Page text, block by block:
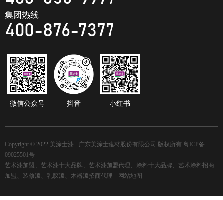
集团热线
400-876-7377
微信公众号 抖音 小红书
Copyright © 2022 美涂士漆 - 广东美涂士建材股份有限公司 版权所有 粤ICP备
09025501号
艺术漆加盟、艺术漆十大品牌、艺术漆加盟代理、涂料十大品牌、艺术涂料招商
加盟、装修漆、乳胶漆、木器漆招商代理
网站地图